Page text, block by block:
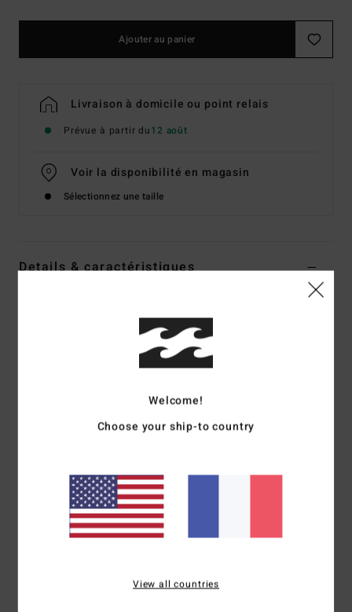
Ajouter au panier
Livraison à domicile ou point relais
Prévue à partir du12 août
Voir la disponibilité en magasin
Sélectionnez une taille
Details & caractéristiques
Code couleur
velours côtelé ou denim
Double poche poitrine avec broderie
Composition[Matière Principale] 100% Coton
Traçabilité du produit (Loi Agec)
Welcome!
Choose your ship-to country
View all countries